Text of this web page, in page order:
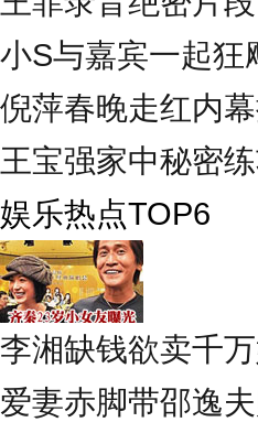
小S与嘉宾一起狂
倪萍春晚走红内
王宝强家中秘密
娱乐热点TOP6
李湘缺钱欲卖千
爱妻赤脚带邵逸